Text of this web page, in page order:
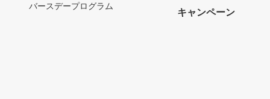
バースデープログラム
キャンペーン